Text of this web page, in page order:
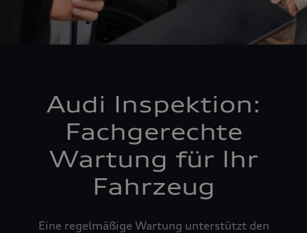
Audi Inspektion:
Fachgerechte
Wartung für Ihr
Fahrzeug
Eine regelmäßige Wartung unterstützt den